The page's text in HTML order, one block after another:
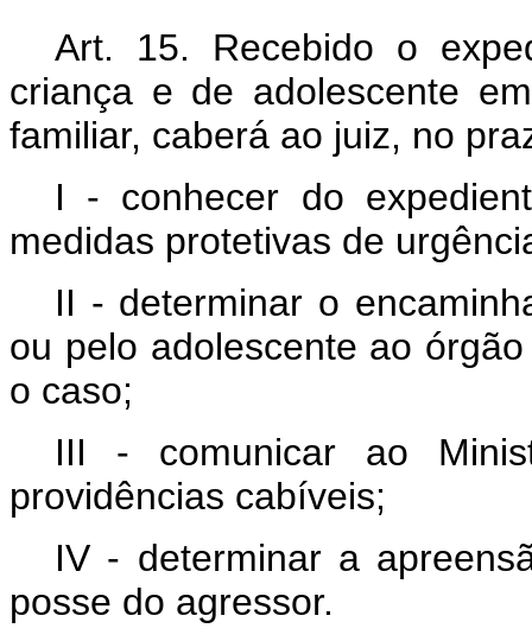
Art. 15. Recebido o
criança e de adolescente
familiar, caberá ao juiz, no
I - conhecer do
medidas protetivas de
II - determinar o
ou pelo adolescente ao
o caso;
III - comunicar ao
providências cabíveis;
IV - determinar a
posse do agressor.